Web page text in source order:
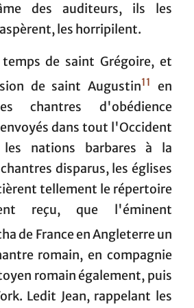
des auditeurs, ils les
les horripilent.
de saint Grégoire, et
de saint Augustin11
en
chantres d'obédience
dans tout l'Occident
nations barbares à la
disparus, les églises
tellement le répertoire
reçu, que l'éminent
de France en Angleterre un
romain, en compagnie
romain également, puis
Ledit Jean, rappelant les